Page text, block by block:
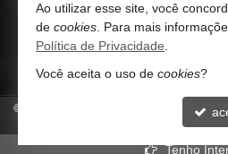
Imóveis Favoritos
Mapa de Imóveis
©
Tenho
Ao utilizar esse site, você
de cookies . Para mais
Política de Privacidade
Você aceita o uso de cookies?